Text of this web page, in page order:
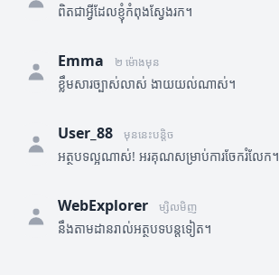
ពិតជាអ្វីដែលខ្ញុំកំពុងស្វែងរក។
Emma ២ ម៉ោងមុន
ខ្លឹមសារច្បាស់លាស់ ងាយយល់ណាស់។
User_88 មុននេះបន្តិច
អត្ថបទល្អណាស់! អរគុណសម្រាប់ការចែករំលែក។
WebExplorer ម្សិលមិញ
នឹងតាមដានរាល់អត្ថបទបន្តទៀត។